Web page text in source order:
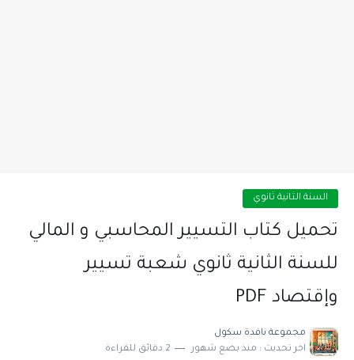
السنة الثانية ثانوي
تحميل كتاب التسيير المحاسبي و المالي
للسنة الثانية ثانوي شعبة تسيير
وإقتصاد PDF
مجموعة نافدة سكول
اخر تحديث : منذ بضع شهور 2 دقائق للقراءة